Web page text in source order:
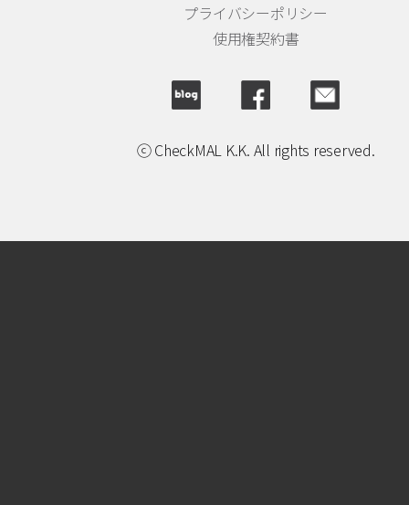
プライバシーポリシー
使用権契約書
ⓒ CheckMAL K.K. All rights reserved.